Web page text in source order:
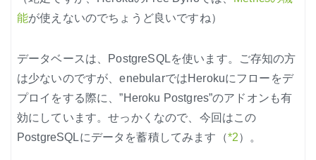
能が使えないのでちょうど良いですね）
データベースは、PostgreSQLを使います。ご存知の方
は少ないのですが、enebularではHerokuにフローをデ
プロイをする際に、”Heroku Postgres”のアドオンも有
効にしています。せっかくなので、今回はこの
PostgreSQLにデータを蓄積してみます（*2）。